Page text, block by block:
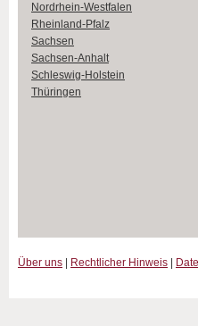
Nordrhein-Westfalen
Rheinland-Pfalz
Sachsen
Sachsen-Anhalt
Schleswig-Holstein
Thüringen
Über uns Rechtlicher Hinweis